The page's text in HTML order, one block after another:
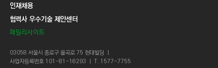
인재채용
협력사 우수기술 제안센터
패밀리사이트
03058 서울시 종로구 율곡로 75 현대빌딩 ㅣ
사업자등록번호 101-81-16293 ㅣ T. 1577-7755